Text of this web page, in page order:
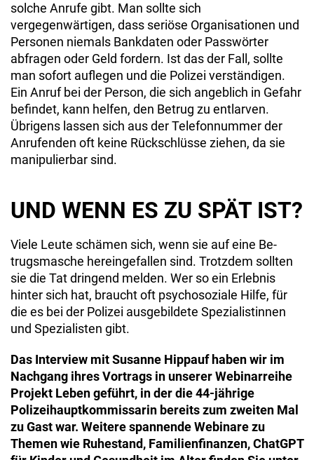
solche Anrufe gibt. Man sollte sich
vergegenwärtigen, dass seriöse Organisationen und
Personen niemals Bankdaten oder Passwörter
abfragen oder Geld fordern. Ist das der Fall, sollte
man sofort auflegen und die Polizei verständigen.
Ein Anruf bei der Person, die sich angeblich in Gefahr
befindet, kann helfen, den Betrug zu entlarven.
Übrigens lassen sich aus der Telefonnummer der
Anrufenden oft keine Rückschlüsse ziehen, da sie
manipulierbar sind.
UND WENN ES ZU SPÄT IST?
Viele Leute schämen sich, wenn sie auf eine Be­
trugsmasche hereingefallen sind. Trotzdem sollten
sie die Tat dringend melden. Wer so ein Erlebnis
hinter sich hat, braucht oft psychosoziale Hilfe, für
die es bei der Polizei ausgebildete Spezialistinnen
und Spezialisten gibt.
Das Interview mit Susanne Hippauf haben wir im
Nachgang ihres Vortrags in unserer Webinarreihe
Projekt Leben geführt, in der die 44-jährige
Polizeihauptkommissarin bereits zum zweiten Mal
zu Gast war. Weitere spannende Webinare zu
Themen wie Ruhestand, Familienfinanzen, ChatGPT